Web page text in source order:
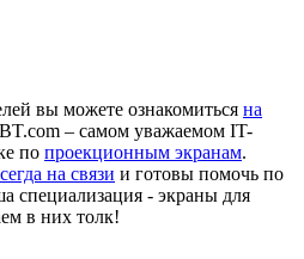
вы можете ознакомиться на
– самом уважаемом IT-
по проекционным экранам.
на связи и готовы помочь по
специализация - экраны для
в них толк!